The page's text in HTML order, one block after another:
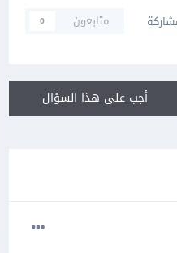
متابعون 0
أجب على هذا السؤال